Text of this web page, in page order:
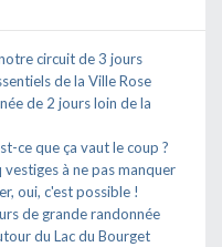
circuit de 3 jours
de la Ville Rose
de 2 jours loin de la
ce que ça vaut le coup ?
à ne pas manquer
oui, c'est possible !
de grande randonnée
du Lac du Bourget